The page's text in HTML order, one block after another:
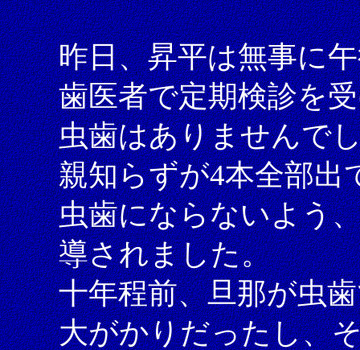
昨日、昇平は無事に
歯医者で定期検診を
虫歯はありませんで
親知らずが4本全部出
虫歯にならないよう
導されました。
十年程前、旦那が虫
大がかりだったし、